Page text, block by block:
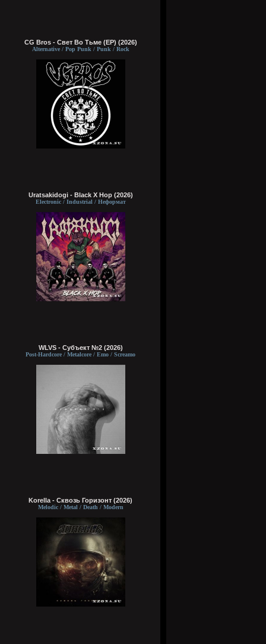
CG Bros - Свет Во Тьме (EP) (2026)
Alternative / Pop Punk / Punk / Rock
Uratsakidogi - Black X Hop (2026)
Electronic / Industrial / Неформат
WLVS - Субъект №2 (2026)
Post-Hardcore / Metalcore / Emo / Screamo
Korella - Сквозь Горизонт (2026)
Melodic / Metal / Death / Modern